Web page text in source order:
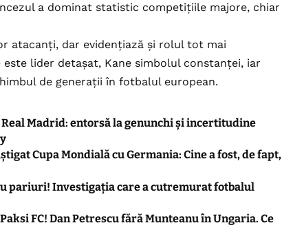
a dominat statistic competițiile majore, chiar
atacanți, dar evidențiază și rolul tot mai
lider detașat, Kane simbolul constanței, iar
de generații în fotbalul european.
Madrid: entorsă la genunchi și incertitudine
Cupa Mondială cu Germania: Cine a fost, de fapt,
pariuri! Investigația care a cutremurat fotbalul
FC! Dan Petrescu fără Munteanu în Ungaria. Ce